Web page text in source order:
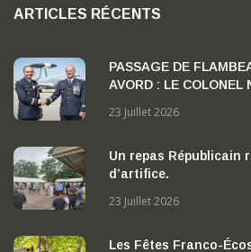
ARTICLES RÉCENTS
PASSAGE DE
AVORD : LE COLONEL
GEORGES MADON »
23 Juillet 2026
Un repas Républicain
d’artifice.
23 Juillet 2026
Les Fêtes Franco-